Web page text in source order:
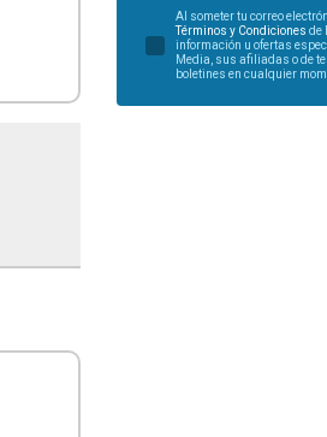
Al someter tu correo
Términos y Condiciones de
información u ofertas
Media, sus afiliadas o de
boletines en cualquier